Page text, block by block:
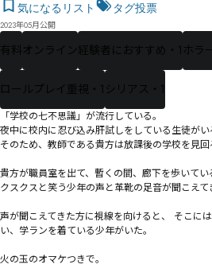
気になるリスト
タグ投票
2023年05月公開
有料 オンライン 経験者におすすめ・1 ホラ
ロールプレイ重視・1 シリアス・1
「学校の七不思議」が流行している。
夜中に校内に忍び込み肝試しをしている生徒がい
そのため、教師である貴方は放課後の学校を見
貴方が職員室を出て、暫くの間、廊下を歩いてい
クスクスと笑う少年の声と革靴の足音が聞こえて
声が聞こえてきた方に視線を向けると、 そこに
い、学ランを着ている少年がいた。
火の玉のオマケつきで。